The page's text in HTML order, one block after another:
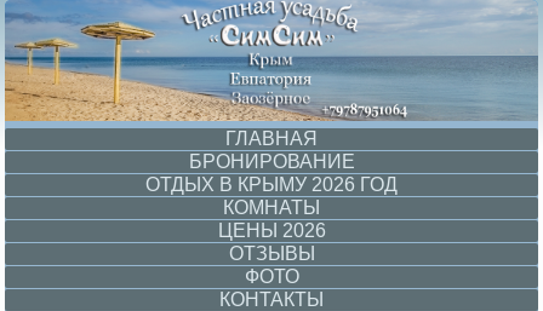
ГЛАВНАЯ
БРОНИРОВАНИЕ
ОТДЫХ В КРЫМУ 2026 ГОД
КОМНАТЫ
ЦЕНЫ 2026
ОТЗЫВЫ
ФОТО
КОНТАКТЫ